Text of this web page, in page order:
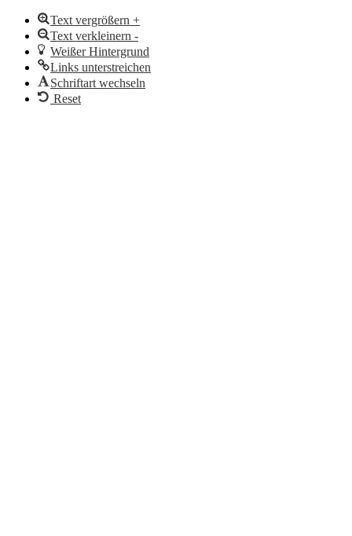
Text vergrößern +
Text verkleinern -
Weißer Hintergrund
Links unterstreichen
Schriftart wechseln
Reset